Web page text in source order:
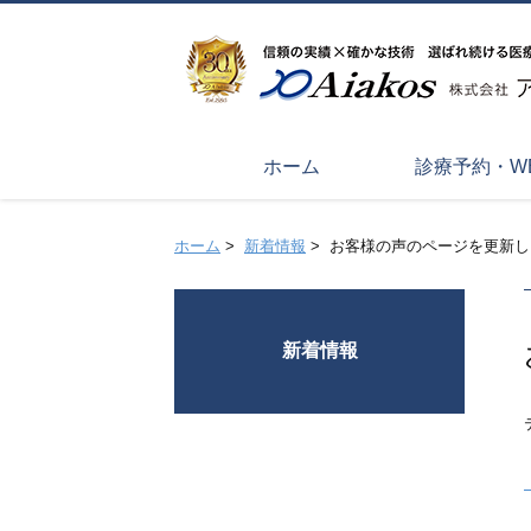
ホーム 診療予約・
ホーム > 新着情報 > お客様の声のページを更新
新着情報